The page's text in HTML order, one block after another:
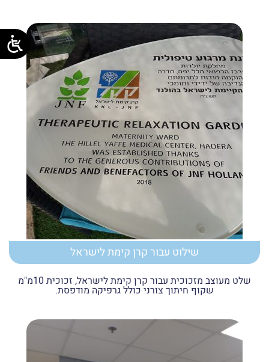
שילוט עבור קרן קימת לישראל
שלט מעוצב מזכוכית עבור קרן קימת לישראל, זכוכית 10מ"מ
שקוף חיתוך צורני כולל גרפיקה מודפסת.